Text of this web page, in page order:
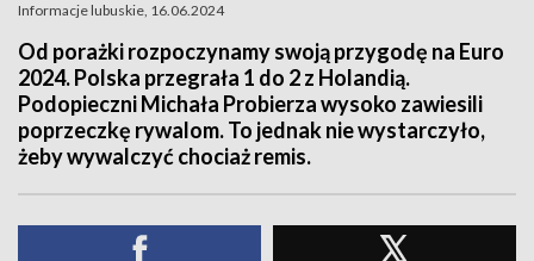
Informacje lubuskie, 16.06.2024
Od porażki rozpoczynamy swoją przygodę na Euro
2024. Polska przegrała 1 do 2 z Holandią.
Podopieczni Michała Probierza wysoko zawiesili
poprzeczkę rywalom. To jednak nie wystarczyło,
żeby wywalczyć chociaż remis.